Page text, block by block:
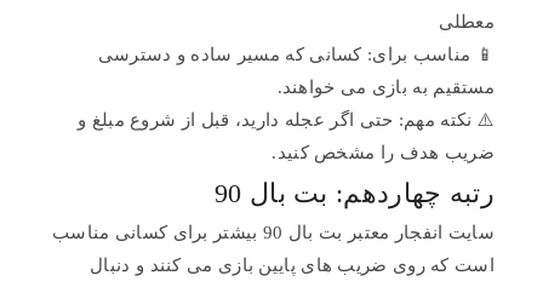
معطلی
📱 مناسب برای: کسانی که مسیر ساده و دسترسی
مستقیم به بازی می خواهند.
⚠️ نکته مهم: حتی اگر عجله دارید، قبل از شروع مبلغ و
ضریب هدف را مشخص کنید.
رتبه چهاردهم: بت بال 90
سایت انفجار معتبر بت بال 90 بیشتر برای کسانی مناسب
است که روی ضریب های پایین بازی می کنند و دنبال